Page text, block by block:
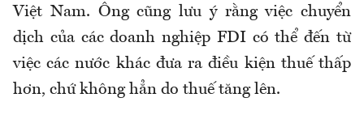
Việt Nam. Ông cũng lưu ý rằng việc chuyển
dịch của các doanh nghiệp FDI có thể đến từ
việc các nước khác đưa ra điều kiện thuế thấp
hơn, chứ không hẳn do thuế tăng lên.